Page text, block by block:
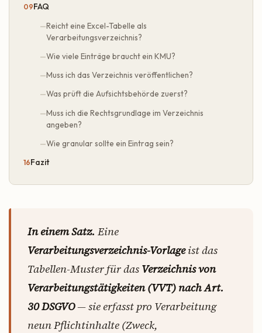
FAQ
Reicht eine Excel-Tabelle als
Verarbeitungsverzeichnis?
Wie viele Einträge braucht ein KMU?
Muss ich das Verzeichnis veröffentlichen?
Was prüft die Aufsichtsbehörde zuerst?
Muss ich die Rechtsgrundlage im Verzeichnis
angeben?
Wie granular sollte ein Eintrag sein?
Fazit
In einem Satz. Eine
Verarbeitungsverzeichnis-Vorlageist das
Tabellen-Muster für das Verzeichnis von
Verarbeitungstätigkeiten (VVT) nach Art.
30 DSGVO— sie erfasst pro Verarbeitung
neun Pflichtinhalte (Zweck,